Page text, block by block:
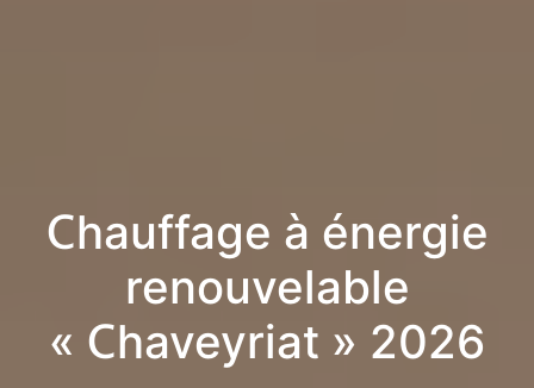
Chauffage à énergie
renouvelable
« Chaveyriat » 2026